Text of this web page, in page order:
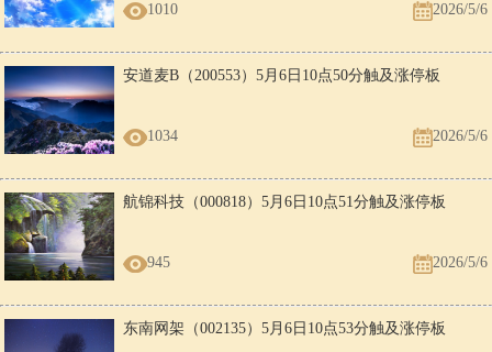
1010 2026/5/6
安道麦B（200553）5月6日10点50分触及涨停板
1034 2026/5/6
航锦科技（000818）5月6日10点51分触及涨停板
945 2026/5/6
东南网架（002135）5月6日10点53分触及涨停板